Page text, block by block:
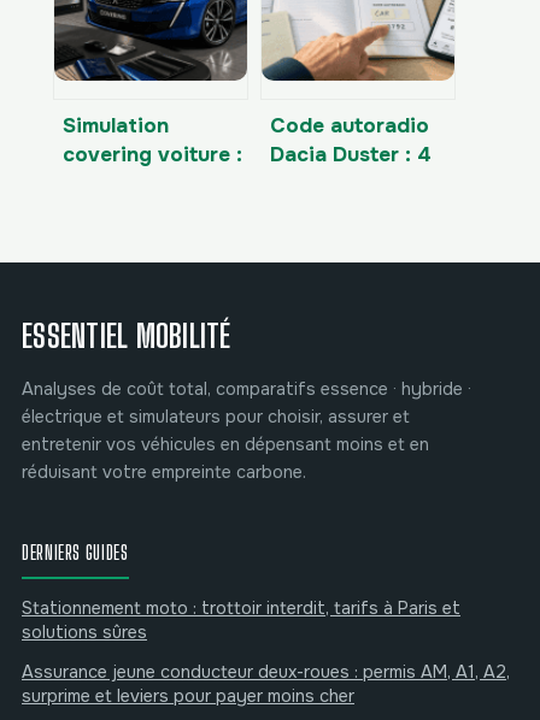
Simulation
covering voiture :
valider votre
Code autoradio
Dacia Duster : 4
concession
ESSENTIEL MOBILITÉ
Analyses de coût total, comparatifs essence · hybride ·
électrique et simulateurs pour choisir, assurer et
entretenir vos véhicules en dépensant moins et en
réduisant votre empreinte carbone.
DERNIERS GUIDES
Stationnement moto : trottoir interdit, tarifs à Paris et
solutions sûres
Assurance jeune conducteur deux-roues : permis AM, A1, A2,
surprime et leviers pour payer moins cher